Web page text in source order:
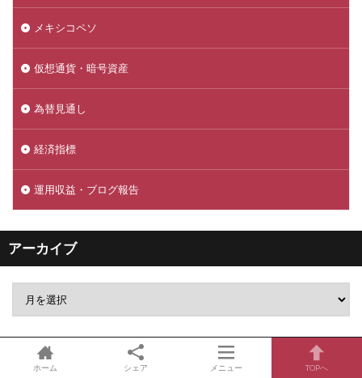
メキシコペソ
仮想通貨・暗号資産
為替見通し
経済指標
運用収益・ブログ報告
アーカイブ
金融庁・外部リンク
ホーム シェア メニュー TOPへ